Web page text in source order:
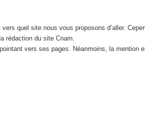
quel site nous vous proposons d’aller.
rédaction du site Cnam.
vers ses pages. Néanmoins, la mention